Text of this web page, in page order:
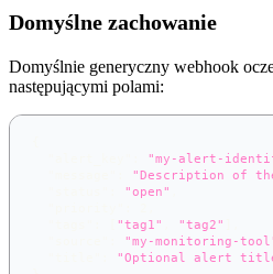
Domyślne zachowanie
Domyślnie generyczny webhook
następującymi polami:
"my-alert-
"Description of
"open"
"tag1" "tag2"
"my-monitoring-
"Optional alert